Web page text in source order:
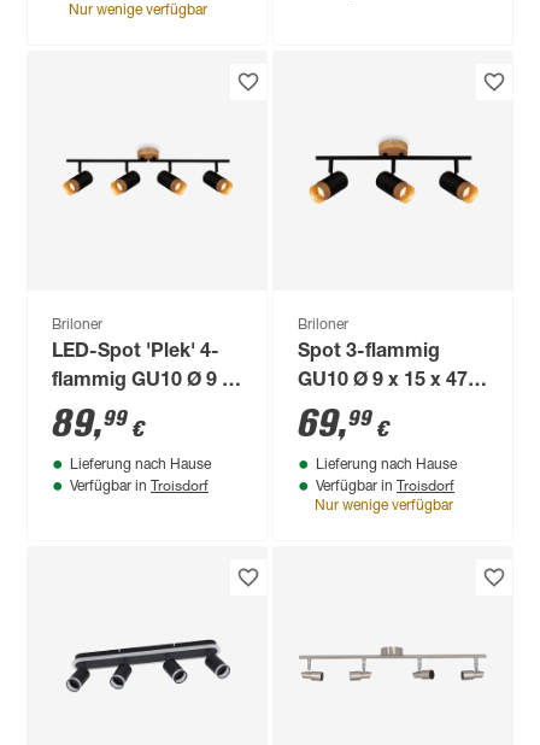
Nur wenige verfügbar
Briloner
LED-Spot 'Plek' 4-
flammig GU10 Ø 9 x
15 x 76 cm
89,99 €
Lieferung nach Hause
Verfügbar in Troisdorf
Briloner
Spot 3-flammig
GU10 Ø 9 x 15 x 47
cm
69,99 €
Lieferung nach Hause
Verfügbar in Troisdorf
Nur wenige verfügbar